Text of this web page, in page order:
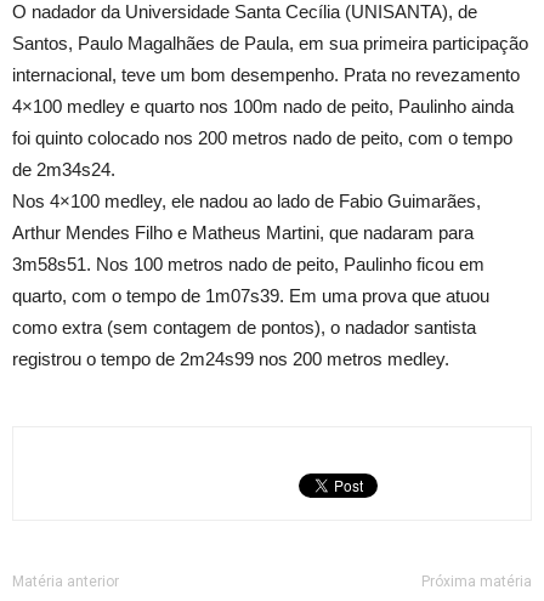
O nadador da Universidade Santa Cecília (UNISANTA), de
Santos, Paulo Magalhães de Paula, em sua primeira participação
internacional, teve um bom desempenho. Prata no revezamento
4×100 medley e quarto nos 100m nado de peito, Paulinho ainda
foi quinto colocado nos 200 metros nado de peito, com o tempo
de 2m34s24.
Nos 4×100 medley, ele nadou ao lado de Fabio Guimarães,
Arthur Mendes Filho e Matheus Martini, que nadaram para
3m58s51. Nos 100 metros nado de peito, Paulinho ficou em
quarto, com o tempo de 1m07s39. Em uma prova que atuou
como extra (sem contagem de pontos), o nadador santista
registrou o tempo de 2m24s99 nos 200 metros medley.
Matéria anterior Próxima matéria